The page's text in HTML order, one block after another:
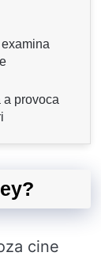
a provoca
cine